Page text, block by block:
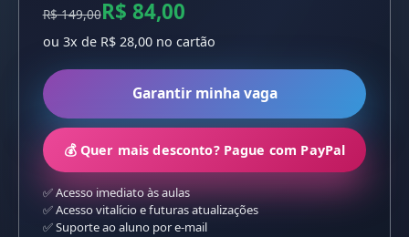
R$ 149,00R$ 84,00
ou 3x de R$ 28,00 no cartão
Garantir minha vaga
💰 Quer mais desconto? Pague com PayPal
✅ Acesso imediato às aulas
✅ Acesso vitalício e futuras atualizações
✅ Suporte ao aluno por e-mail